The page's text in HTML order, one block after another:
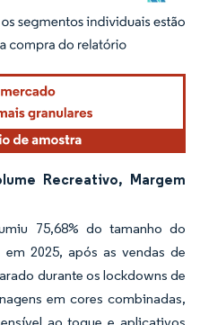
atribuição conforme CC BY 4.0.
Recreativo, Margem
75,68% do tamanho do
2025, após as vendas de
durante os lockdowns de
em cores combinadas,